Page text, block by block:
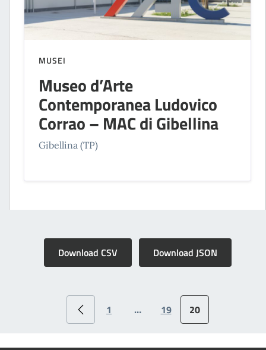
MUSEI
Museo d’Arte
Contemporanea Ludovico
Corrao – MAC di Gibellina
Gibellina (TP)
Download CSV Download JSON
1 … 19 20